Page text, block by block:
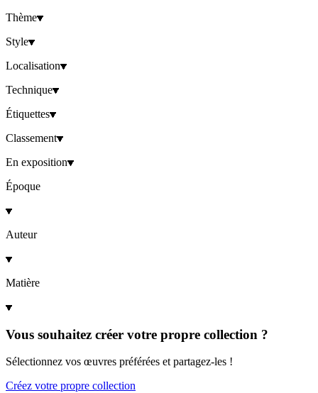
Thème
Style
Localisation
Technique
Étiquettes
Classement
En exposition
Époque
Auteur
Matière
Vous souhaitez créer votre propre collection ?
Sélectionnez vos œuvres préférées et partagez-les !
Créez votre propre collection